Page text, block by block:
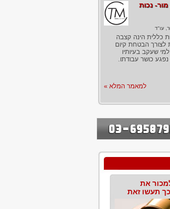
נכות
עו"ד
כללית הינה קצבה
לצורך הבטחת קיום
למי שעקב בעיותיו
נפגע כושר עבודתו.
למאמר המלא »
את
תעשו זאת